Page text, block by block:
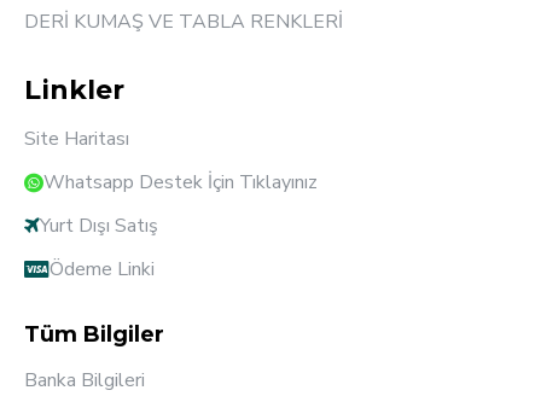
DERİ KUMAŞ VE TABLA RENKLERİ
Linkler
Site Haritası
Whatsapp Destek İçin Tıklayınız
Yurt Dışı Satış
Ödeme Linki
Tüm Bilgiler
Banka Bilgileri